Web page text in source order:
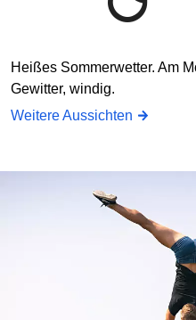
Heißes Sommerwetter. Am
Gewitter, windig.
Weitere Aussichten